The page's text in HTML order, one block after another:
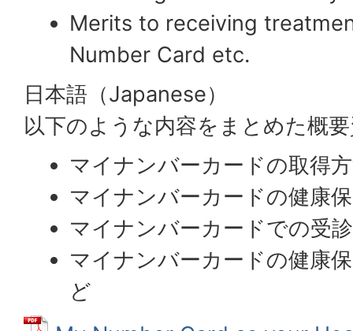
Merits to receiving
Number Card etc.
日本語（Japanese）
以下のような内容をまとめた概
マイナンバーカードの取得
マイナンバーカードの健康
マイナンバーカードでの受
マイナンバーカードの健康
ど